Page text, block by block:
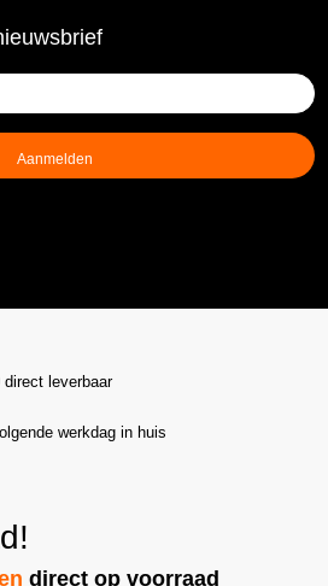
leverbaar
werkdag in huis
direct op voorraad